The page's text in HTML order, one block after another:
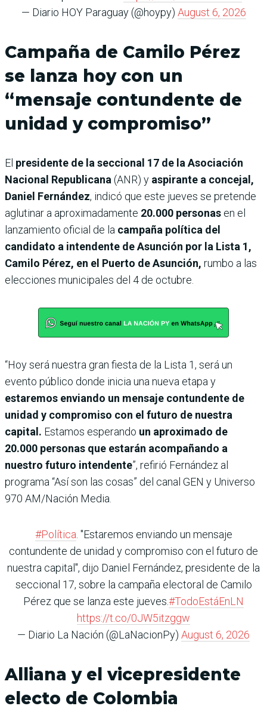
— Diario HOY Paraguay (@hoypy) August 6, 2026
Campaña de Camilo Pérez
se lanza hoy con un
“mensaje contundente de
unidad y compromiso”
El presidente de la seccional 17 de la Asociación
Nacional Republicana (ANR) y aspirante a concejal,
Daniel Fernández, indicó que este jueves se pretende
aglutinar a aproximadamente 20.000 personas en el
lanzamiento oficial de la campaña política del
candidato a intendente de Asunción por la Lista 1,
Camilo Pérez, en el Puerto de Asunción, rumbo a las
elecciones municipales del 4 de octubre.
“Hoy será nuestra gran fiesta de la Lista 1, será un
evento público donde inicia una nueva etapa y
estaremos enviando un mensaje contundente de
unidad y compromiso con el futuro de nuestra
capital. Estamos esperando un aproximado de
20.000 personas que estarán acompañando a
nuestro futuro intendente”, refirió Fernández al
programa “Así son las cosas” del canal GEN y Universo
970 AM/Nación Media.
#Política . "Estaremos enviando un mensaje
contundente de unidad y compromiso con el futuro de
nuestra capital", dijo Daniel Fernández, presidente de la
seccional 17, sobre la campaña electoral de Camilo
Pérez que se lanza este jueves.#TodoEstáEnLN
https://t.co/0JW5itzggw
— Diario La Nación (@LaNacionPy) August 6, 2026
Alliana y el vicepresidente
electo de Colombia